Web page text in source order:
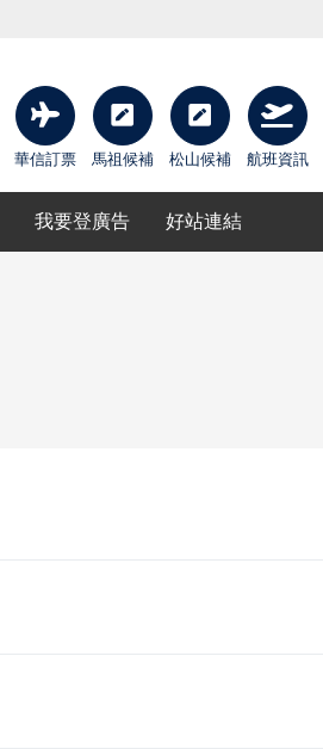
華信訂票 馬祖候補 松山候補 航班資訊
我要登廣告 好站連結